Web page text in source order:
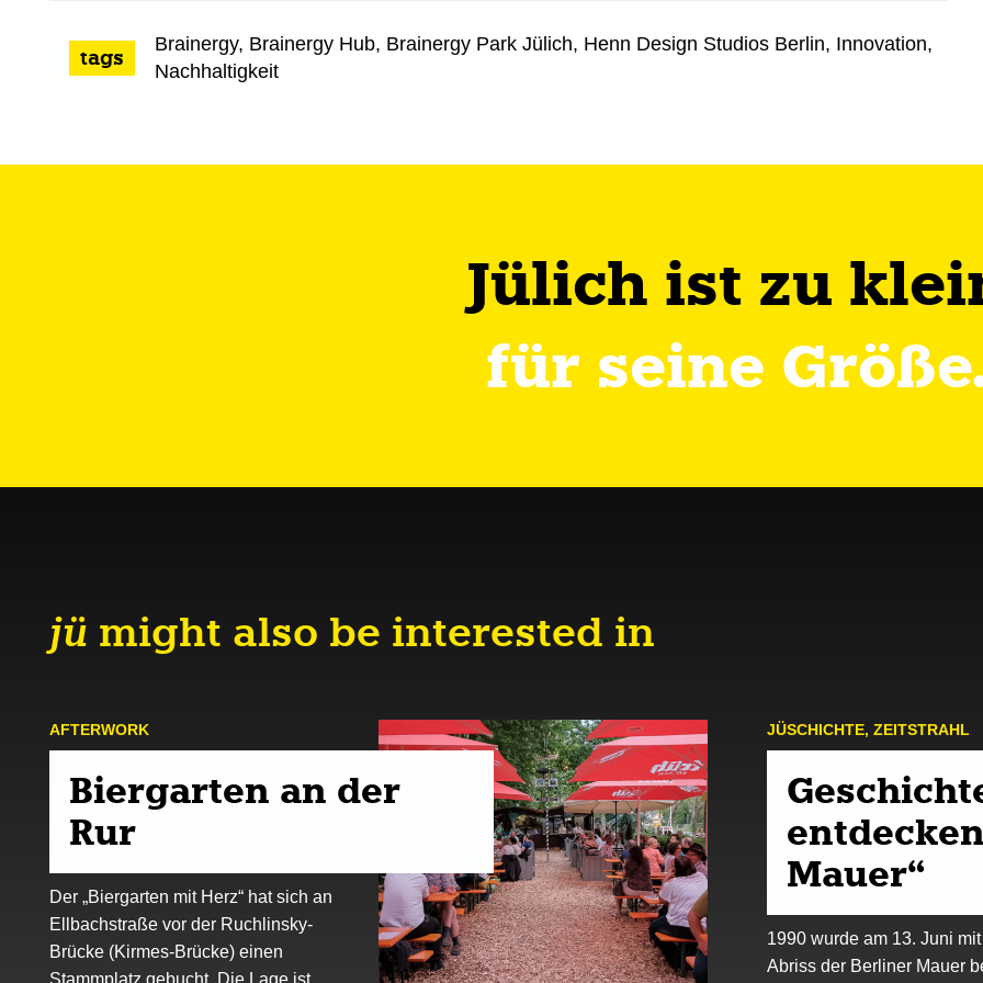
tags
Brainergy, Brainergy Hub, Brainergy Park Jülich, Henn Design Studios Berlin, Innovation,
Nachhaltigkeit
Jülich ist zu
für seine
jü might also be interested in
AFTER­WORK
Biergarten an der
Rur
Der „Biergarten mit Herz“ hat sich an
Ellbachstraße vor der Ruchlinsky-
Brücke (Kirmes-Brücke) einen
Stammplatz gebucht. Die Lage ist
JÜ­SCHICHTE, ZEIT­STRAHL
Mauer“
1990 wurde am 13. Juni
Abriss der Berliner Mauer